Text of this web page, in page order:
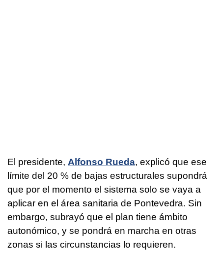
El presidente, Alfonso Rueda, explicó que ese
límite del 20 % de bajas estructurales supondrá
que por el momento el sistema solo se vaya a
aplicar en el área sanitaria de Pontevedra. Sin
embargo, subrayó que el plan tiene ámbito
autonómico, y se pondrá en marcha en otras
zonas si las circunstancias lo requieren.